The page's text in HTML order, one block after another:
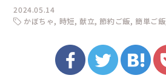
2024.05.14
かぼちゃ
時短 献立 節約ご飯 簡単ご飯